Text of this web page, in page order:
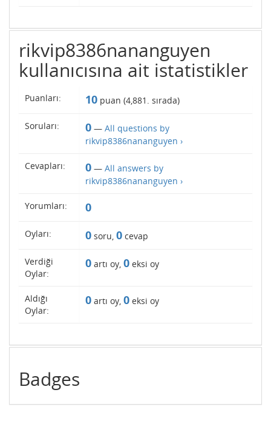
rikvip8386nananguyen
kullanıcısına ait istatistikler
Puanları: 10 puan (4,881 . sırada)
Soruları: 0 — All questions by
rikvip8386nananguyen ›
Cevapları: 0 — All answers by
rikvip8386nananguyen ›
Yorumları: 0
Oyları: 0 soru, 0 cevap
Verdiği
Oylar:
0 artı oy, 0 eksi oy
Aldığı
Oylar:
0 artı oy, 0 eksi oy
Badges